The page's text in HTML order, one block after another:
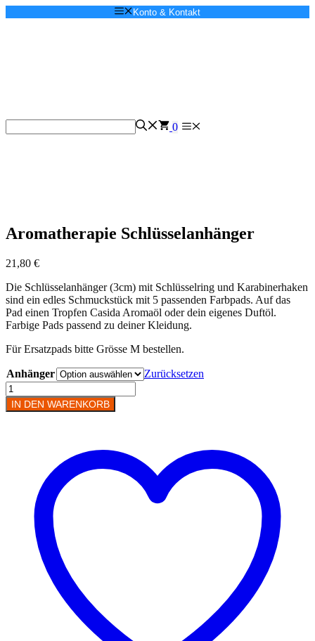
Konto & Kontakt
0 Menü
Aromatherapie Schlüsselanhänger
21,80 €
Die Schlüsselanhänger (3cm) mit Schlüsselring und Karabinerhaken
sind ein edles Schmuckstück mit 5 passenden Farbpads. Auf das
Pad einen Tropfen Casida Aromaöl oder dein eigenes Duftöl.
Farbige Pads passend zu deiner Kleidung.
Für Ersatzpads bitte Grösse M bestellen.
Anhänger
Zurücksetzen
Aromatherapie
Schlüsselanhänger
Menge
IN DEN WARENKORB